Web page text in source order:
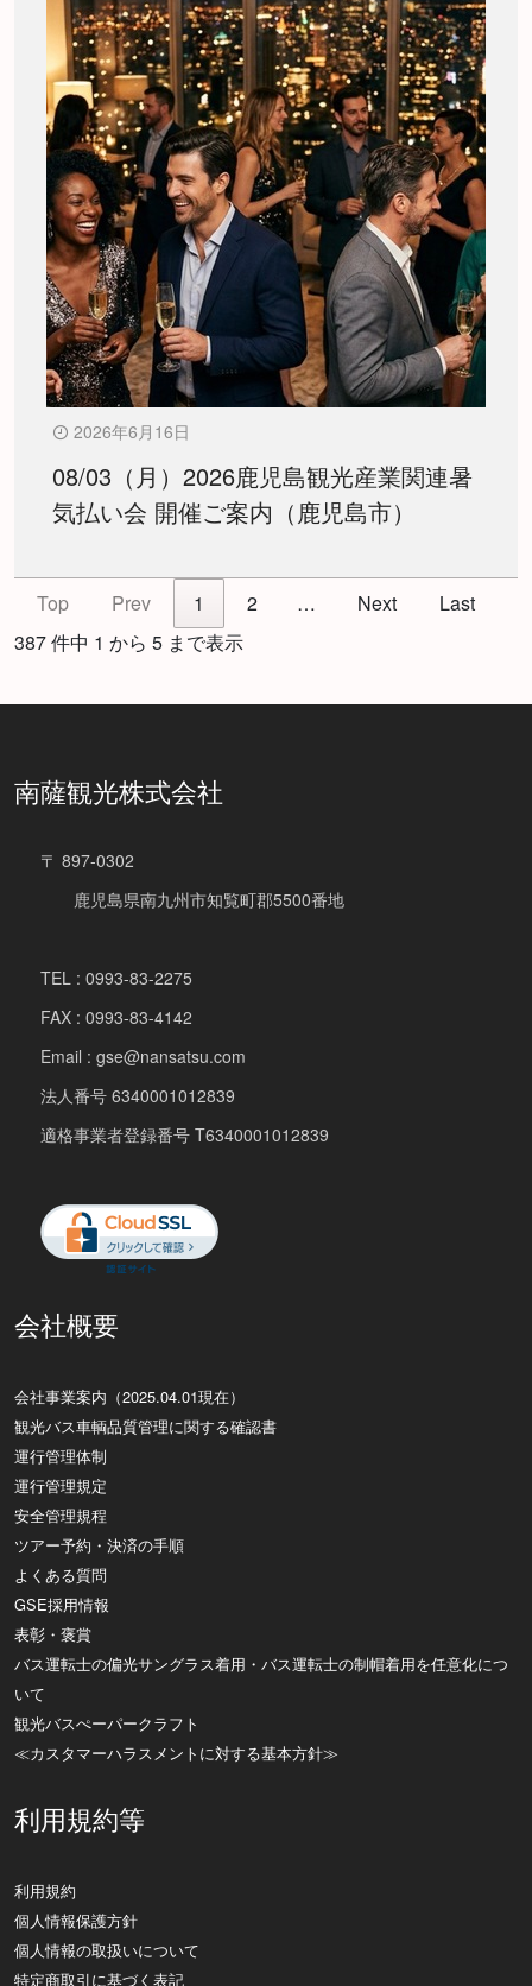
2026年6月16日
08/03（月）2026鹿児島観光産業関連暑
気払い会 開催ご案内（鹿児島市）
Top Prev 1 2 … Next
Last
387 件中 1 から 5 まで表示
南薩観光株式会社
〒 897-0302
鹿児島県南九州市知覧町郡5500番地
TEL : 0993-83-2275
FAX : 0993-83-4142
Email : gse@nansatsu.com
法人番号 6340001012839
適格事業者登録番号 T6340001012839
会社概要
会社事業案内（2025.04.01現在）
観光バス車輌品質管理に関する確認書
運行管理体制
運行管理規定
安全管理規程
ツアー予約・決済の手順
よくある質問
GSE採用情報
表彰・褒賞
バス運転士の偏光サングラス着用・バス運転士の制帽着用を任意化につ
いて
観光バスぺーパークラフト
≪カスタマーハラスメントに対する基本方針≫
利用規約等
利用規約
個人情報保護方針
個人情報の取扱いについて
特定商取引に基づく表記